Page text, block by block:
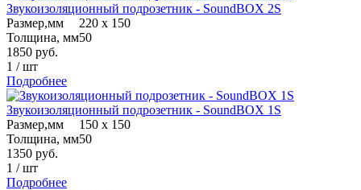
Звукоизоляционный подрозетник - SoundBOX 2S
Размер,мм
220 х 150
Толщина, мм50
1850 руб.
1 /шт
Подробнее
Звукоизоляционный подрозетник - SoundBOX 1S
Размер,мм
150 х 150
Толщина, мм50
1350 руб.
1 /шт
Подробнее